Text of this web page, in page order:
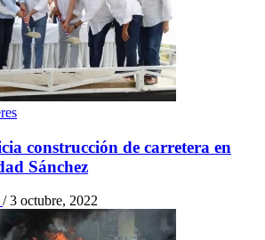
construcción de carretera en
Sánchez
/ 3 octubre, 2022